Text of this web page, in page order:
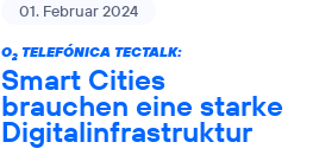
01. Februar 2024
O2TELEFÓNICA TECTALK:
Smart Cities
brauchen eine starke
Digitalinfrastruktur